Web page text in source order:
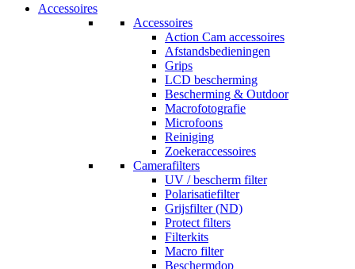
Accessoires
Accessoires
Action Cam accessoires
Afstandsbedieningen
Grips
LCD bescherming
Bescherming & Outdoor
Macrofotografie
Microfoons
Reiniging
Zoekeraccessoires
Camerafilters
UV / bescherm filter
Polarisatiefilter
Grijsfilter (ND)
Protect filters
Filterkits
Macro filter
Beschermdop